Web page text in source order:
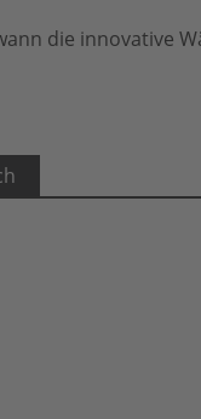
die innovative